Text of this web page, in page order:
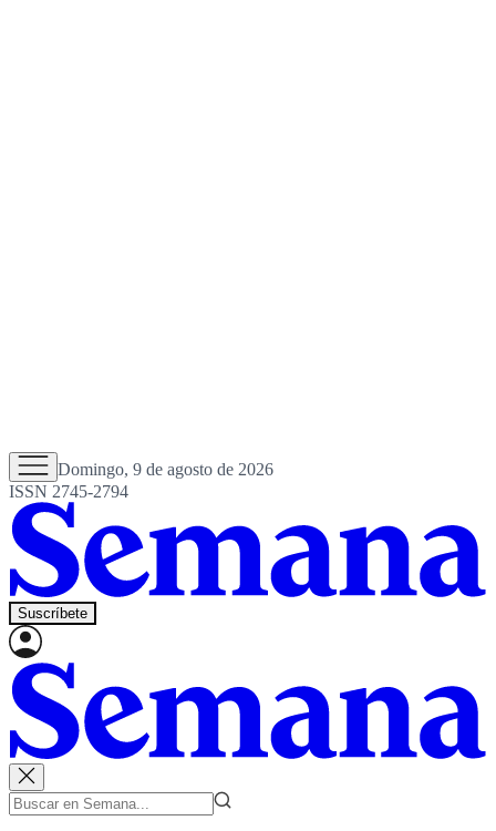
Domingo, 9 de agosto de 2026
ISSN 2745-2794
Suscríbete